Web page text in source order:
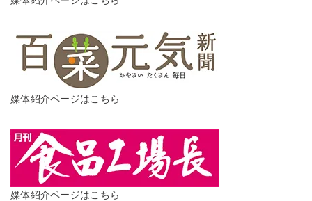
媒体紹介ページはこちら
媒体紹介ページはこちら